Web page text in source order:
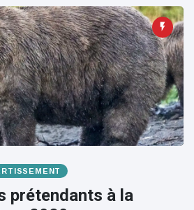
prétendants à la